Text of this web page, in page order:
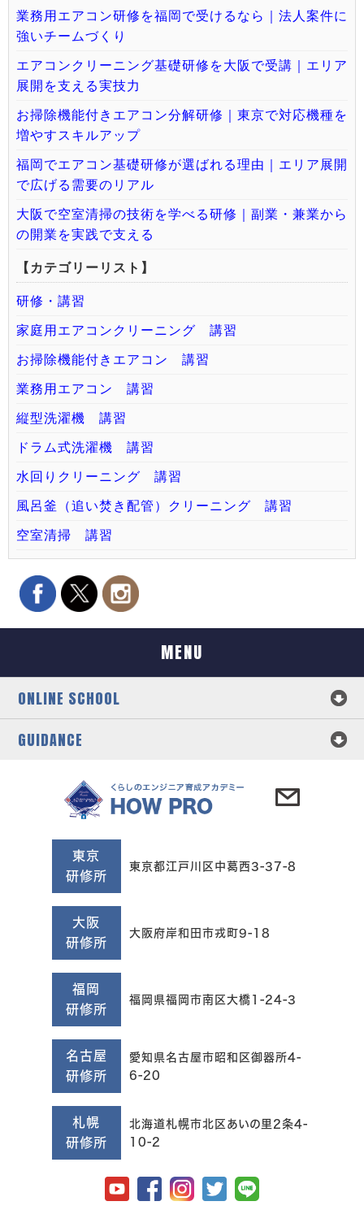
業務用エアコン研修を福岡で受けるなら｜法人案件に
強いチームづくり
エアコンクリーニング基礎研修を大阪で受講｜エリア
展開を支える実技力
お掃除機能付きエアコン分解研修｜東京で対応機種を
増やすスキルアップ
福岡でエアコン基礎研修が選ばれる理由｜エリア展開
で広げる需要のリアル
大阪で空室清掃の技術を学べる研修｜副業・兼業から
の開業を実践で支える
【カテゴリーリスト】
研修・講習
家庭用エアコンクリーニング 講習
お掃除機能付きエアコン 講習
業務用エアコン 講習
縦型洗濯機 講習
ドラム式洗濯機 講習
水回りクリーニング 講習
風呂釜（追い焚き配管）クリーニング 講習
空室清掃 講習
MENU
ONLINE SCHOOL
GUIDANCE
東京
研修所
東京都江戸川区中葛西3-37-8
大阪
研修所
大阪府岸和田市戎町9-18
福岡
研修所
福岡県福岡市南区大橋1-24-3
名古屋
研修所
愛知県名古屋市昭和区御器所4-
6-20
札幌
研修所
北海道札幌市北区あいの里2条4-
10-2